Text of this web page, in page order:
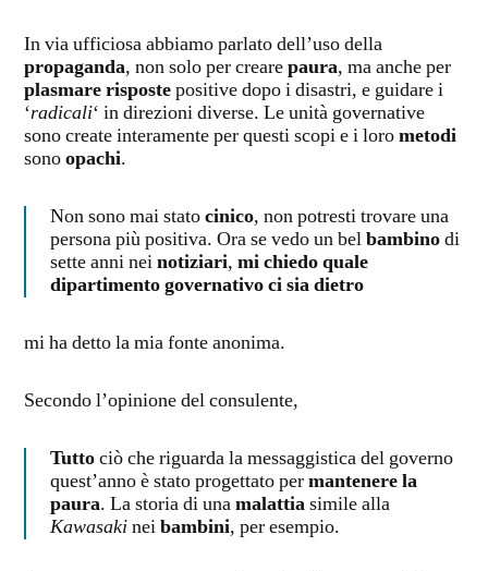
In via ufficiosa abbiamo parlato dell’uso della
propaganda, non solo per crearepaura, ma anche per
plasmare rispostepositive dopo i disastri, e guidare i
‘radicali‘ in direzioni diverse. Le unità governative
sono create interamente per questi scopi e i lorometodi
sonoopachi.
Non sono mai statocinico, non potresti trovare una
persona più positiva. Ora se vedo un belbambinodi
sette anni neinotiziari, mi chiedo quale
dipartimento governativo ci sia dietro
mi ha detto la mia fonte anonima.
Secondo l’opinione del consulente,
Tuttociò che riguarda la messaggistica del governo
quest’anno è stato progettato permantenere la
paura. La storia di unamalattiasimile alla
Kawasakineibambini, per esempio.